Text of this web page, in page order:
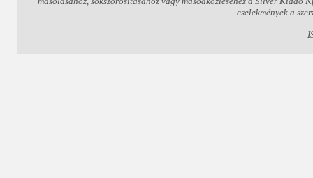
cselekmények a